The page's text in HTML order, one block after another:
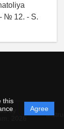
this
Agree
№ 12. - S.
by